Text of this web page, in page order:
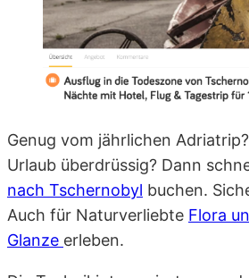
Genug vom jährlichen
Urlaub überdrüssig? Dann
nach Tschernobyl buchen.
Auch für Naturverliebte Flora
Glanze erleben.